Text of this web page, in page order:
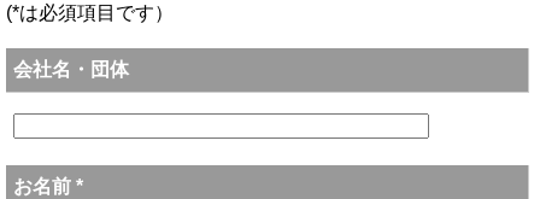
(*は必須項目です）
会社名・団体
お名前 *